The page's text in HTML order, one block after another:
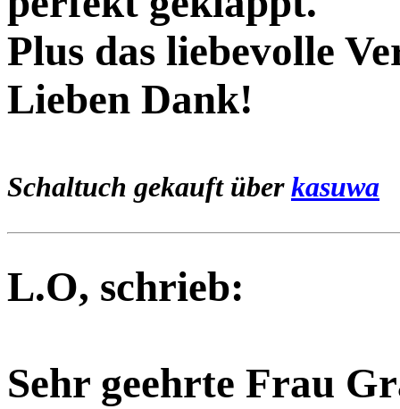
Plus das liebevolle
Lieben Dank!
Schaltuch gekauft über kasuwa
L.O, schrieb:
Sehr geehrte Frau